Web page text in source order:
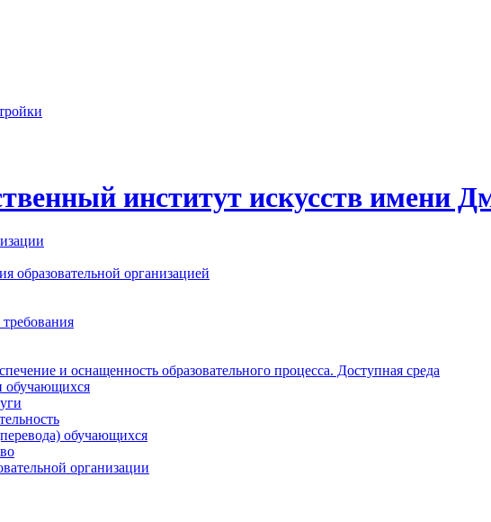
институт искусств имени
образовательной организацией
и оснащенность образовательного процесса. Доступная среда
обучающихся
обучающихся
организации